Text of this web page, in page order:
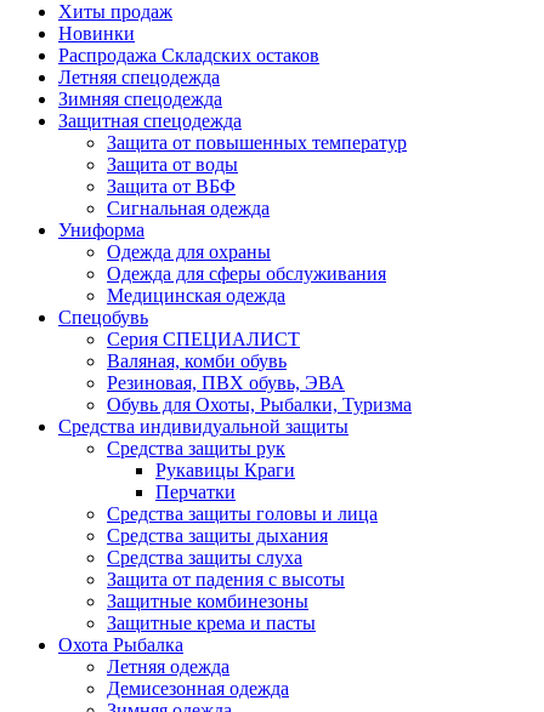
Хиты продаж
Новинки
Распродажа Складских остаков
Летняя спецодежда
Зимняя спецодежда
Защитная спецодежда
Защита от повышенных температур
Защита от воды
Защита от ВБФ
Сигнальная одежда
Униформа
Одежда для охраны
Одежда для сферы обслуживания
Медицинская одежда
Спецобувь
Серия СПЕЦИАЛИСТ
Валяная, комби обувь
Резиновая, ПВХ обувь, ЭВА
Обувь для Охоты, Рыбалки, Туризма
Средства индивидуальной защиты
Средства защиты рук
Рукавицы Краги
Перчатки
Средства защиты головы и лица
Средства защиты дыхания
Средства защиты слуха
Защита от падения с высоты
Защитные комбинезоны
Защитные крема и пасты
Охота Рыбалка
Летняя одежда
Демисезонная одежда